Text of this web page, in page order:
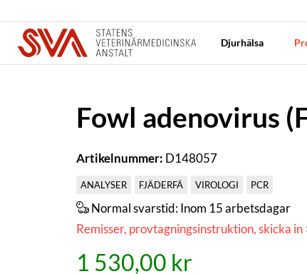
Djurhälsa
Fowl adenovirus
Artikelnummer: D148057
ANALYSER FJÄDERFÄ VIROLOGI PCR
Normal svarstid:Inom 15 arbetsdagar
Remisser, provtagningsinstruktion, skicka in
1 530,00 kr